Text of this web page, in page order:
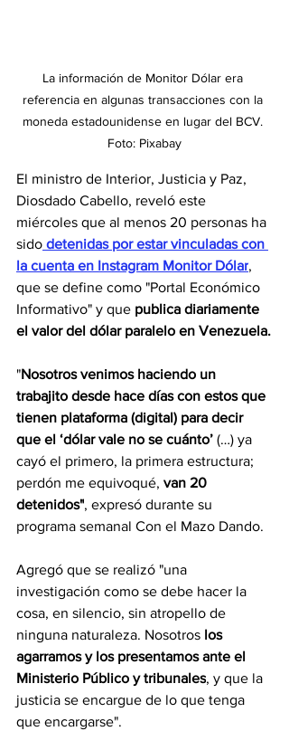
La información de Monitor Dólar era
referencia en algunas transacciones con la
moneda estadounidense en lugar del BCV.
Foto: Pixabay
El ministro de Interior, Justicia y Paz,
Diosdado Cabello, reveló este
miércoles que al menos 20 personas ha
sido detenidas por estar vinculadas con
la cuenta en Instagram Monitor Dólar,
que se define como "Portal Económico
Informativo" y que publica diariamente
el valor del dólar paralelo en Venezuela.
"Nosotros venimos haciendo un
trabajito desde hace días con estos que
tienen plataforma (digital) para decir
que el ‘dólar vale no se cuánto’ (…) ya
cayó el primero, la primera estructura;
perdón me equivoqué, van 20
detenidos", expresó durante su
programa semanal Con el Mazo Dando.
Agregó que se realizó "una
investigación como se debe hacer la
cosa, en silencio, sin atropello de
ninguna naturaleza. Nosotros los
agarramos y los presentamos ante el
Ministerio Público y tribunales, y que la
justicia se encargue de lo que tenga
que encargarse".